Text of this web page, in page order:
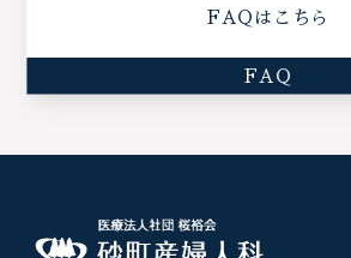
FAQはこちら
FAQ